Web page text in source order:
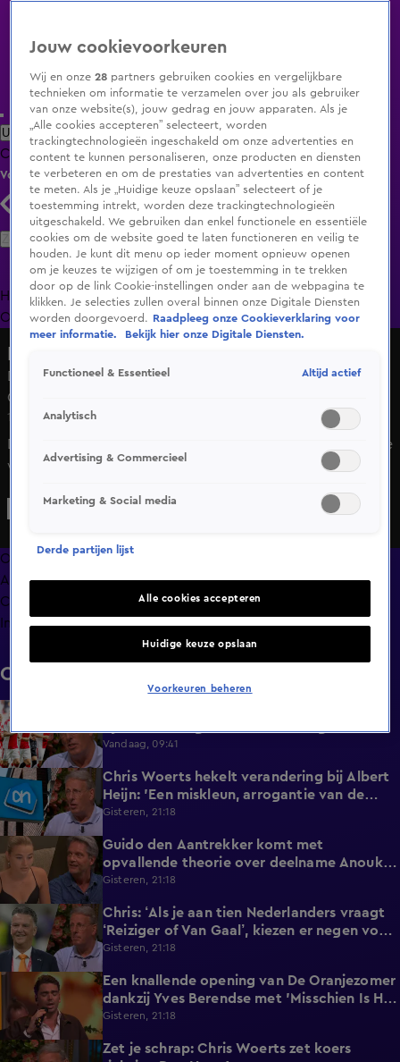
Uitzending Gemist Populaire programma's Zenders Genres
ClipsFilmsRadioSmart TV inlogShop
Volg KIJK
Zoeken
HomeUitzending Gemist Programma's De Bondgenoten
OranjezomerLivestreamsShop
Dennis van Aarssen sluit de eerste week van De
Oranjezomer af met een prachtige versie van ‘L-O-V-E’
19 juli 2024, 21:33
Dennis van Aarssen is terug bij De Oranjezomer en sluit de
week af met een prachtige versie van ‘L-O-V-E’.
Overzicht
Afleveringen
Clips
Info
Clips
1:11
Vandaag, 09:41
2:19
Chris Woerts hekelt verandering bij Albert
Heijn: 'Een miskleun, arrogantie van de
marktleider!'
Gisteren, 21:18
2:45
Guido den Aantrekker komt met
opvallende theorie over deelname Anouk
aan De Bondgenoten
Gisteren, 21:18
0:39
Chris: ‘Als je aan tien Nederlanders vraagt
‘Reiziger of Van Gaal’, kiezen er negen voor
Louis'
Gisteren, 21:18
Een knallende opening van De Oranjezomer
dankzij Yves Berendse met 'Misschien Is Het
Tijd'!
Gisteren, 21:18
0:38
Zet je schrap: Chris Woerts zet koers
Jouw cookievoorkeuren
Wij en onze28 partners gebruiken cookies en vergelijkbare
technieken om informatie te verzamelen over jou als gebruiker
van onze website(s), jouw gedrag en jouw apparaten. Als je
„Alle cookies accepteren” selecteert, worden
trackingtechnologieën ingeschakeld om onze advertenties en
content te kunnen personaliseren, onze producten en diensten
te verbeteren en om de prestaties van advertenties en content
te meten. Als je „Huidige keuze opslaan” selecteert of je
toestemming intrekt, worden deze trackingtechnologieën
uitgeschakeld. We gebruiken dan enkel functionele en essentiële
cookies om de website goed te laten functioneren en veilig te
houden. Je kunt dit menu op ieder moment opnieuw openen
om je keuzes te wijzigen of om je toestemming in te trekken
door op de link Cookie-instellingen onder aan de webpagina te
klikken. Je selecties zullen overal binnen onze Digitale Diensten
worden doorgevoerd.
Raadpleeg onze Cookieverklaring voor
meer informatie.
Bekijk hier onze Digitale Diensten.
Functioneel & Essentieel Altijd actief
Analytisch
Advertising & Commercieel
Marketing & Social media
Derde partijen lijst
Alle cookies accepteren
Huidige keuze opslaan
Voorkeuren beheren